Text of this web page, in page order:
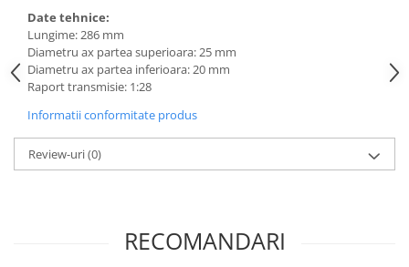
Manusi de lucru
Ochelari de protectie
Electrice si Iluminat
Prize & Prelungitoare
Constructii
Masini de taiat
Masini de taiat caramida
Date tehnice:
Lungime: 286 mm
Diametru ax partea superioara: 25 mm
Diametru ax partea inferioara: 20 mm
Raport transmisie: 1:28
Informatii conformitate produs
Review-uri(0)
RECOMANDARI